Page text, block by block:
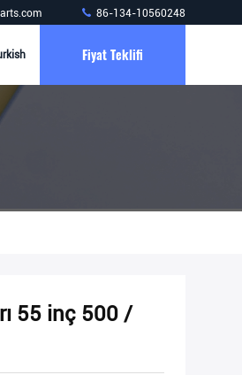
86-134-10560248
Fiyat Teklifi
55 inç 500 /